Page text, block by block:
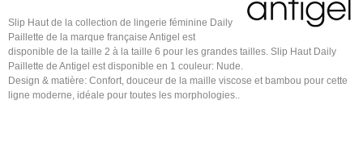
Slip Haut de la collection de lingerie féminine Daily
Paillette de la marque française Antigel est
disponible de la taille 2 à la taille 6 pour les grandes tailles. Slip Haut Daily
Paillette de Antigel est disponible en 1 couleur: Nude.
Design & matière: Confort, douceur de la maille viscose et bambou pour cette
ligne moderne, idéale pour toutes les morphologies..